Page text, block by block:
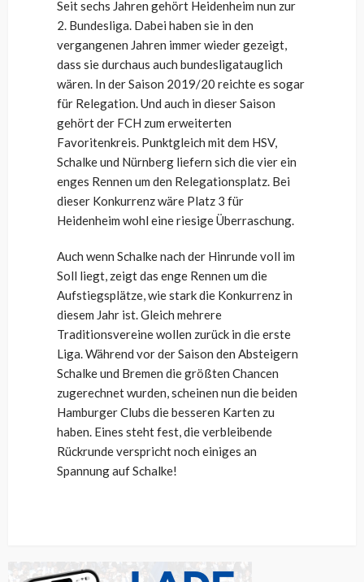
Seit sechs Jahren gehört Heidenheim nun zur
2. Bundesliga. Dabei haben sie in den
vergangenen Jahren immer wieder gezeigt,
dass sie durchaus auch bundesligatauglich
wären. In der Saison 2019/20 reichte es sogar
für Relegation. Und auch in dieser Saison
gehört der FCH zum erweiterten
Favoritenkreis. Punktgleich mit dem HSV,
Schalke und Nürnberg liefern sich die vier ein
enges Rennen um den Relegationsplatz. Bei
dieser Konkurrenz wäre Platz 3 für
Heidenheim wohl eine riesige Überraschung.
Auch wenn Schalke nach der Hinrunde voll im
Soll liegt, zeigt das enge Rennen um die
Aufstiegsplätze, wie stark die Konkurrenz in
diesem Jahr ist. Gleich mehrere
Traditionsvereine wollen zurück in die erste
Liga. Während vor der Saison den Absteigern
Schalke und Bremen die größten Chancen
zugerechnet wurden, scheinen nun die beiden
Hamburger Clubs die besseren Karten zu
haben. Eines steht fest, die verbleibende
Rückrunde verspricht noch einiges an
Spannung auf Schalke!